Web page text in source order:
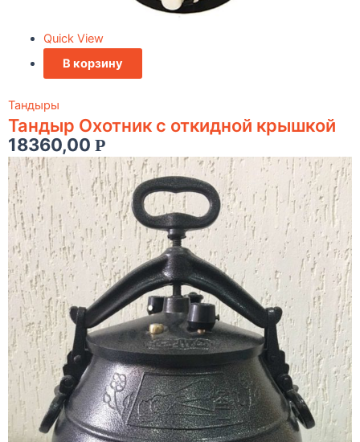
Quick View
В корзину
Тандыры
Тандыр Охотник c откидной крышкой
18360,00 Р